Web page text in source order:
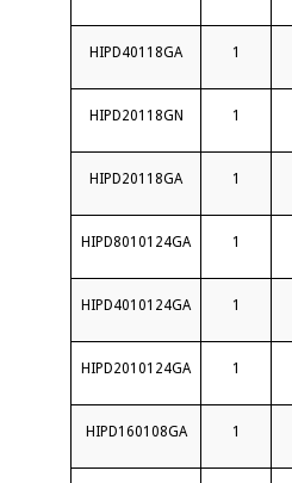
HIPD40118GA 1
HIPD20118GN 1
HIPD20118GA 1
HIPD8010124GA 1
HIPD4010124GA 1
HIPD2010124GA 1
HIPD160108GA 1